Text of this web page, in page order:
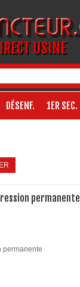
USINE
DÉSENF. 1ER SEC.
permanente
permanente